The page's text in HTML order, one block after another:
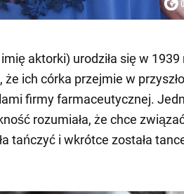
aktorki) urodziła się w
ich córka przejmie w
firmy farmaceutycznej.
rozumiała, że chce
tańczyć i wkrótce została